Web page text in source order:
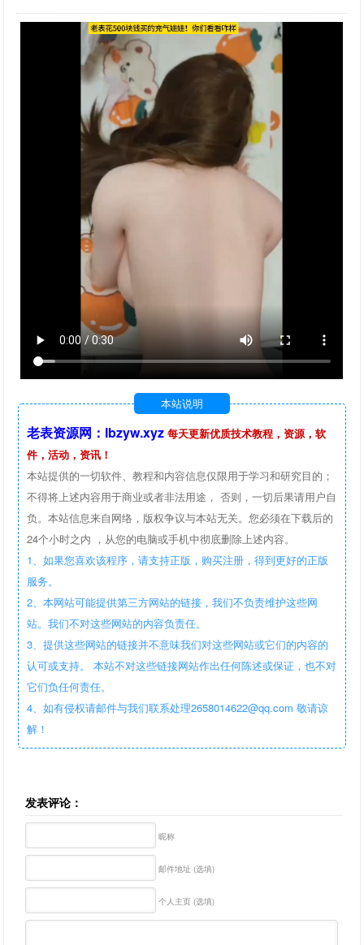
本站说明
老表资源网：lbzyw.xyz 每天更新优质技术教程，资源，软
件，活动，资讯！
本站提供的一切软件、教程和内容信息仅限用于学习和研究目的；
不得将上述内容用于商业或者非法用途， 否则，一切后果请用户自
负。本站信息来自网络，版权争议与本站无关。您必须在下载后的
24个小时之内 ，从您的电脑或手机中彻底删除上述内容。
1、如果您喜欢该程序，请支持正版，购买注册，得到更好的正版
服务。
2、本网站可能提供第三方网站的链接，我们不负责维护这些网
站。我们不对这些网站的内容负责任。
3、提供这些网站的链接并不意味我们对这些网站或它们的内容的
认可或支持。 本站不对这些链接网站作出任何陈述或保证，也不对
它们负任何责任。
4、如有侵权请邮件与我们联系处理2658014622@qq.com 敬请谅
解！
发表评论：
昵称
邮件地址 (选填)
个人主页 (选填)